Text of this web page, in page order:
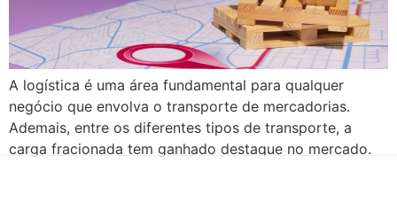
A logística é uma área fundamental para qualquer
negócio que envolva o transporte de mercadorias.
Ademais, entre os diferentes tipos de transporte, a
carga fracionada tem ganhado destaque no mercado.